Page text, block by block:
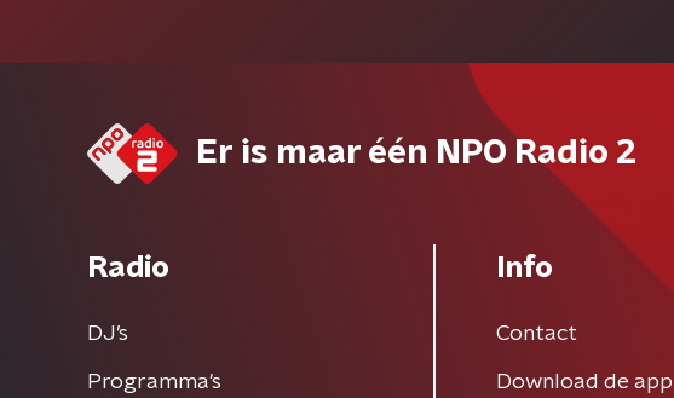
Er is maar één NPO Radio 2
Radio
DJ’s
Programma's
Info
Contact
Download de app